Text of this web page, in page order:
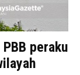
peraku